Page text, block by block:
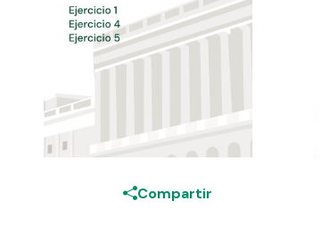
Compartir